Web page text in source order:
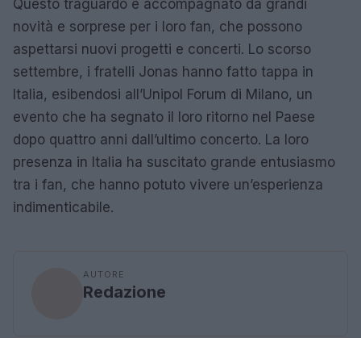
Questo traguardo è accompagnato da grandi
novità e sorprese per i loro fan, che possono
aspettarsi nuovi progetti e concerti. Lo scorso
settembre, i fratelli Jonas hanno fatto tappa in
Italia, esibendosi all’Unipol Forum di Milano, un
evento che ha segnato il loro ritorno nel Paese
dopo quattro anni dall’ultimo concerto. La loro
presenza in Italia ha suscitato grande entusiasmo
tra i fan, che hanno potuto vivere un’esperienza
indimenticabile.
AUTORE
Redazione